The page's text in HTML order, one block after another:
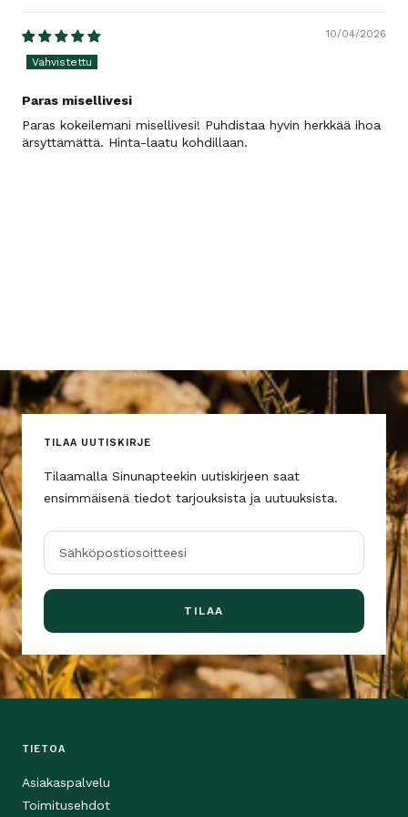
10/04/2026
Paras misellivesi
Paras kokeilemani misellivesi! Puhdistaa hyvin herkkää ihoa
ärsyttämättä. Hinta-laatu kohdillaan.
TILAA UUTISKIRJE
Tilaamalla Sinunapteekin uutiskirjeen saat
ensimmäisenä tiedot tarjouksista ja uutuuksista.
Sähköpostiosoitteesi
TILAA
TIETOA
Asiakaspalvelu
Toimitusehdot